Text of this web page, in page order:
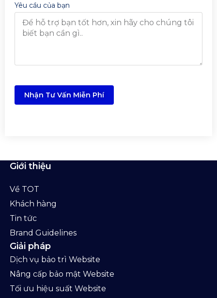
Yêu cầu của bạn
Nhận Tư Vấn Miễn Phí
Giải pháp
Dịch vụ bảo trì Website
Nâng cấp bảo mật Website
Tối ưu hiệu suất Website
Giới thiệu
Về TOT
Khách hàng
Tin tức
Brand Guidelines